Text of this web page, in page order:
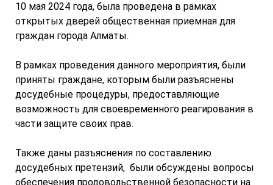
10 мая 2024 года, была проведена в рамках
открытых дверей общественная приемная для
граждан города Алматы.
В рамках проведения данного мероприятия, были
приняты граждане, которым были разъяснены
досудебные процедуры, предоставляющие
возможность для своевременного реагирования в
части защите своих прав.
Также даны разъяснения по составлению
досудебных претензий, были обсуждены вопросы
обеспечения продовольственной безопасности на